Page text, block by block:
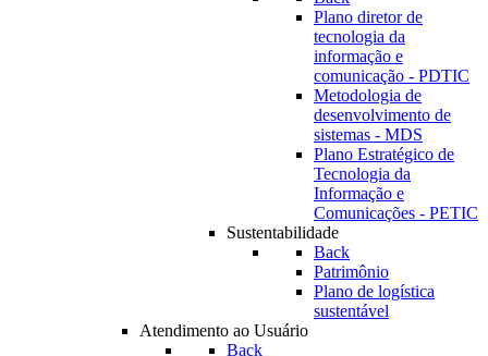
Plano diretor de
tecnologia da
informação e
comunicação - PDTIC
Metodologia de
desenvolvimento de
sistemas - MDS
Plano Estratégico de
Tecnologia da
Informação e
Comunicações - PETIC
Sustentabilidade
Back
Patrimônio
Plano de logística
sustentável
Atendimento ao Usuário
Back